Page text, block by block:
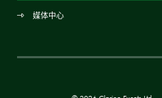
媒体中心